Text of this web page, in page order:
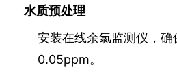
水质预处理
安装在线余氯监测仪，确
0.05ppm。